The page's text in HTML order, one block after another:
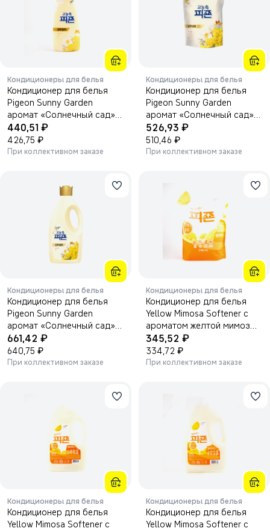
Кондиционеры для белья
Кондиционер для белья
Pigeon Sunny Garden
аромат «Солнечный сад»
1000 мл.
440,51 ₽
426,75 ₽
При коллективном заказе
Кондиционеры для белья
Кондиционер для белья
Pigeon Sunny Garden
аромат «Солнечный сад»
1600 мл.
526,93 ₽
510,46 ₽
При коллективном заказе
Кондиционеры для белья
Кондиционер для белья
Pigeon Sunny Garden
аромат «Солнечный сад»
2000 мл
661,42 ₽
640,75 ₽
При коллективном заказе
Кондиционеры для белья
Кондиционер для белья
Yellow Mimosa Softener с
ароматом желтой мимозы
2100 мл.
345,52 ₽
334,72 ₽
При коллективном заказе
Кондиционеры для белья
Кондиционер для белья
Yellow Mimosa Softener с
Кондиционеры для белья
Кондиционер для белья
Yellow Mimosa Softener с